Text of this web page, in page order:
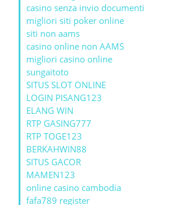
casino senza invio documenti
migliori siti poker online
siti non aams
casino online non AAMS
migliori casino online
sungaitoto
SITUS SLOT ONLINE
LOGIN PISANG123
ELANG WIN
RTP GASING777
RTP TOGE123
BERKAHWIN88
SITUS GACOR
MAMEN123
online casino cambodia
fafa789 register